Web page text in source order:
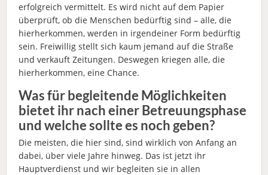
erfolgreich vermittelt. Es wird nicht auf dem Papier
überprüft, ob die Menschen bedürftig sind – alle, die
hierherkommen, werden in irgendeiner Form bedürftig
sein. Freiwillig stellt sich kaum jemand auf die Straße
und verkauft Zeitungen. Deswegen kriegen alle, die
hierherkommen, eine Chance.
Was für begleitende Möglichkeiten
bietet ihr nach einer Betreuungsphase
und welche sollte es noch geben?
Die meisten, die hier sind, sind wirklich von Anfang an
dabei, über viele Jahre hinweg. Das ist jetzt ihr
Hauptverdienst und wir begleiten sie in allen